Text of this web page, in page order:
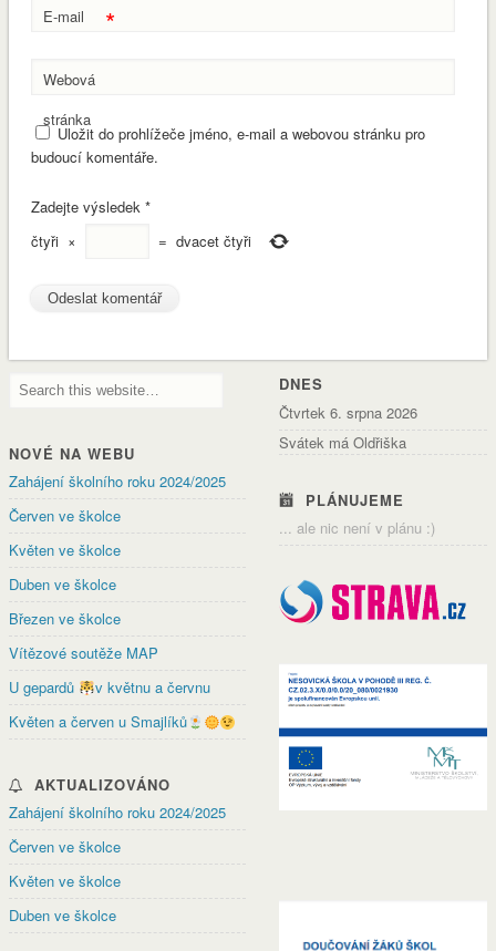
E-mail *
Webová
stránka
Uložit do prohlížeče jméno, e-mail a webovou stránku pro
budoucí komentáře.
Zadejte výsledek *
čtyři × = dvacet čtyři
NOVÉ NA WEBU
Zahájení školního roku 2024/2025
Červen ve školce
Květen ve školce
Duben ve školce
Březen ve školce
Vítězové soutěže MAP
U gepardů
v květnu a červnu
Květen a červen u Smajlíků
AKTUALIZOVÁNO
Zahájení školního roku 2024/2025
Červen ve školce
Květen ve školce
Duben ve školce
DNES
Čtvrtek 6. srpna 2026
Svátek má Oldřiška
PLÁNUJEME
... ale nic není v plánu :)